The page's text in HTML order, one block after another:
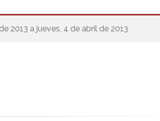
2013 a jueves, 4 de abril de 2013